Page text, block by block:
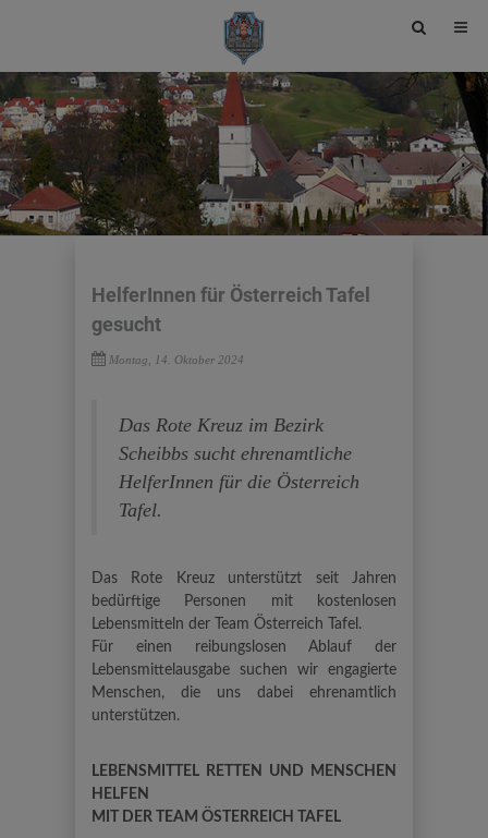
Site
toggle
HelferInnen für Österreich Tafel
gesucht
Montag, 14. Oktober 2024
Das Rote Kreuz im Bezirk
Scheibbs sucht ehrenamtliche
HelferInnen für die Österreich
Tafel.
Das Rote Kreuz unterstützt seit Jahren
bedürftige Personen mit kostenlosen
Lebensmitteln der Team Österreich Tafel.
Für einen reibungslosen Ablauf der
Lebensmittelausgabe suchen wir engagierte
Menschen, die uns dabei ehrenamtlich
unterstützen.
LEBENSMITTEL RETTEN UND MENSCHEN
HELFEN
MIT DER TEAM ÖSTERREICH TAFEL